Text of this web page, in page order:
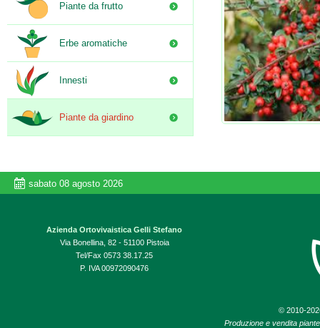
Piante da frutto
Erbe aromatiche
Innesti
Piante da giardino
sabato 08 agosto 2026
Azienda Ortovivaistica Gelli Stefano
Via Bonellina, 82 - 51100 Pistoia
Tel/Fax 0573 38.17.25
P. IVA 00972090476
© 2010-
Produzione e vendita